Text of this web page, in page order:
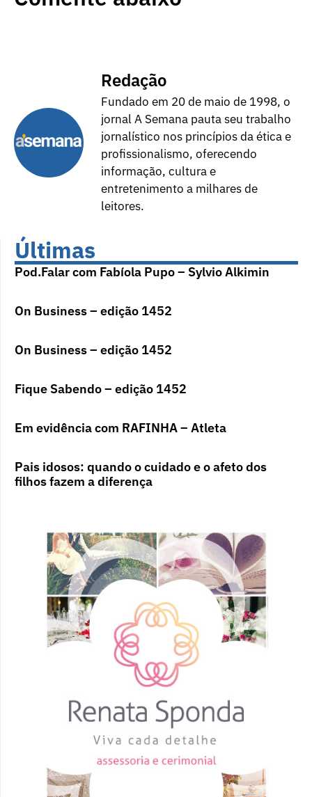
Redação
Fundado em 20 de maio de 1998, o
jornal A Semana pauta seu trabalho
jornalístico nos princípios da ética e
profissionalismo, oferecendo
informação, cultura e
entretenimento a milhares de
leitores.
Últimas
Pod.Falar com Fabíola Pupo – Sylvio Alkimin
On Business – edição 1452
On Business – edição 1452
Fique Sabendo – edição 1452
Em evidência com RAFINHA – Atleta
Pais idosos: quando o cuidado e o afeto dos
filhos fazem a diferença